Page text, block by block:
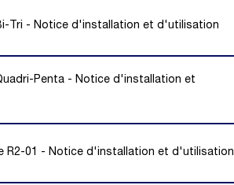
Tri - Notice d'installation et d'utilisation
Penta - Notice d'installation et
R2-01 - Notice d'installation et d'utilisation